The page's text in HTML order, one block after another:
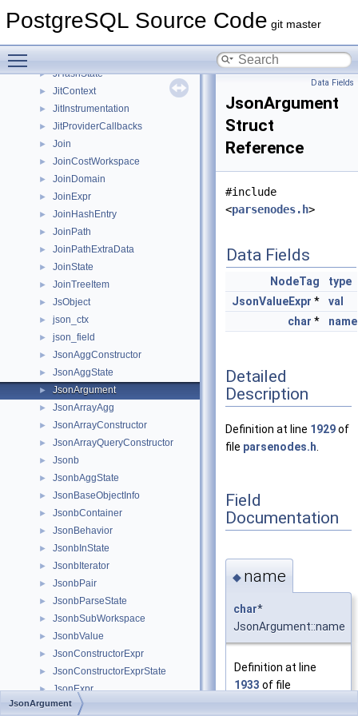
PostgreSQL Source Code git master
► ItemPointerData
► JHashState
► JitContext
► JitInstrumentation
► JitProviderCallbacks
► Join
► JoinCostWorkspace
► JoinDomain
► JoinExpr
► JoinHashEntry
► JoinPath
► JoinPathExtraData
► JoinState
► JoinTreeItem
► JsObject
► json_ctx
► json_field
► JsonAggConstructor
► JsonAggState
► JsonArgument
► JsonArrayAgg
► JsonArrayConstructor
► JsonArrayQueryConstructor
► Jsonb
► JsonbAggState
► JsonBaseObjectInfo
► JsonbContainer
► JsonBehavior
► JsonbInState
► JsonbIterator
► JsonbPair
► JsonbParseState
► JsonbSubWorkspace
► JsonbValue
► JsonConstructorExpr
► JsonConstructorExprState
► JsonExpr
► JsonExprState
Data Fields
JsonArgument
Struct
Reference
#include
<parsenodes.h>
Data Fields
NodeTag
type
JsonValueExpr *
val
char * name
Detailed
Description
Definition at line 1929of
file parsenodes.h
Field
Documentation
◆ name
char*
JsonArgument::name
Definition at line
1933 of file
JsonArgument